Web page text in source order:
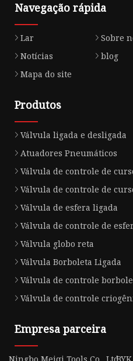
Navegação rápida
Lar Sobre
Notícias
blog
Mapa do site
Produtos
Válvula ligada e desligada
Atuadores Pneumáticos
Válvula de controle de
Válvula de controle de
Válvula de esfera ligada
Válvula de controle de
Válvula globo reta
Válvula Borboleta Ligada
Válvula de controle
Válvula de controle
Empresa parceira